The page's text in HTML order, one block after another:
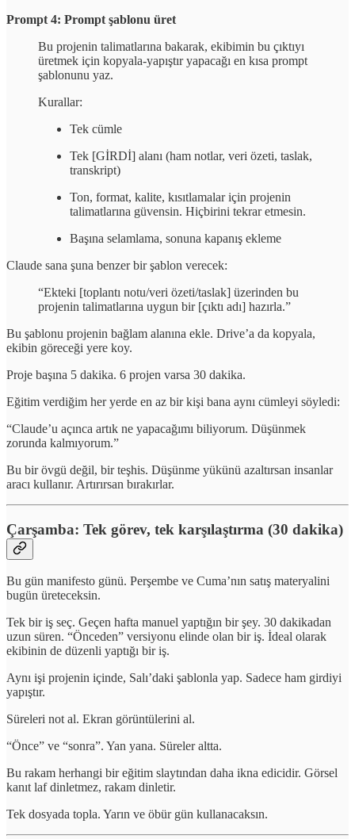
Prompt 4: Prompt şablonu üret
Bu projenin talimatlarına bakarak, ekibimin bu çıktıyı
üretmek için kopyala-yapıştır yapacağı en kısa prompt
şablonunu yaz.
Kurallar:
Tek cümle
Tek [GİRDİ] alanı (ham notlar, veri özeti, taslak,
transkript)
Ton, format, kalite, kısıtlamalar için projenin
talimatlarına güvensin. Hiçbirini tekrar etmesin.
Başına selamlama, sonuna kapanış ekleme
Claude sana şuna benzer bir şablon verecek:
“Ekteki [toplantı notu/veri özeti/taslak] üzerinden bu
projenin talimatlarına uygun bir [çıktı adı] hazırla.”
Bu şablonu projenin bağlam alanına ekle. Drive’a da kopyala,
ekibin göreceği yere koy.
Proje başına 5 dakika. 6 projen varsa 30 dakika.
Eğitim verdiğim her yerde en az bir kişi bana aynı cümleyi söyledi:
“Claude’u açınca artık ne yapacağımı biliyorum. Düşünmek
zorunda kalmıyorum.”
Bu bir övgü değil, bir teşhis. Düşünme yükünü azaltırsan insanlar
aracı kullanır. Artırırsan bırakırlar.
Çarşamba: Tek görev, tek karşılaştırma (30 dakika)
Bu gün manifesto günü. Perşembe ve Cuma’nın satış materyalini
bugün üreteceksin.
Tek bir iş seç. Geçen hafta manuel yaptığın bir şey. 30 dakikadan
uzun süren. “Önceden” versiyonu elinde olan bir iş. İdeal olarak
ekibinin de düzenli yaptığı bir iş.
Aynı işi projenin içinde, Salı’daki şablonla yap. Sadece ham girdiyi
yapıştır.
Süreleri not al. Ekran görüntülerini al.
“Önce” ve “sonra”. Yan yana. Süreler altta.
Bu rakam herhangi bir eğitim slaytından daha ikna edicidir. Görsel
kanıt laf dinletmez, rakam dinletir.
Tek dosyada topla. Yarın ve öbür gün kullanacaksın.